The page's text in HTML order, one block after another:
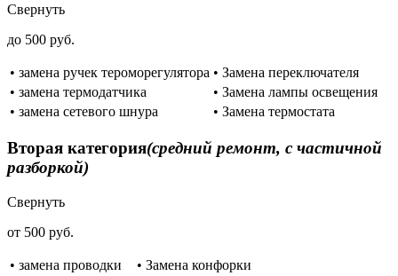
Свернуть
до 500 руб.
• замена ручек тероморегулятора • Замена переключателя
• замена термодатчика
• Замена лампы освещения
• замена сетевого шнура
• Замена термостата
Вторая категория(средний ремонт, с частичной
разборкой)
Свернуть
от 500 руб.
• замена проводки
• Замена конфорки